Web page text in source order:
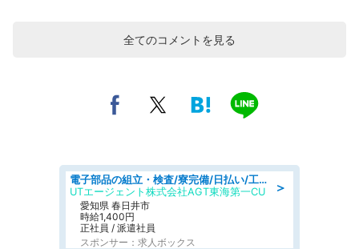
全てのコメントを見る
＞
電子部品の組立・検査/寮完備/日払い/工場・製造
UTエージェント株式会社AGT東海第一CU
愛知県 春日井市
時給1,400円
正社員 / 派遣社員
スポンサー：求人ボックス